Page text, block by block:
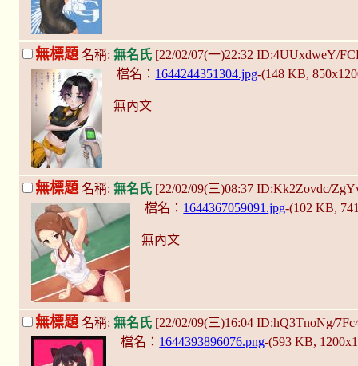
無標題 名稱: 無名氏 [22/02/07(一)22:32 ID:4UUxdweY/
檔名： 1644244351304.jpg-(148 KB,
無內文
無標題 名稱: 無名氏 [22/02/09(三)08:37 ID:Kk2Zovdc/
檔名： 1644367059091.jpg-(102 KB,
無內文
無標題 名稱: 無名氏 [22/02/09(三)16:04 ID:hQ3TnoNg/
檔名： 1644393896076.png-(593 KB,